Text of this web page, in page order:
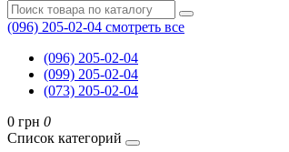
(096) 205-02-04 смотреть все
(096) 205-02-04
(099) 205-02-04
(073) 205-02-04
0 грн 0
Список категорий